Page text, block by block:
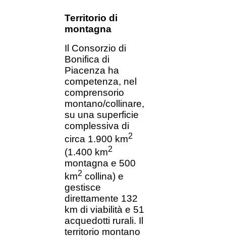
Territorio di
montagna
Il Consorzio di
Bonifica di
Piacenza ha
competenza, nel
comprensorio
montano/collinare,
su una superficie
complessiva di
circa 1.900 km2
(1.400 km2
montagna e 500
km2 collina) e
gestisce
direttamente 132
km di viabilità e 51
acquedotti rurali. Il
territorio montano